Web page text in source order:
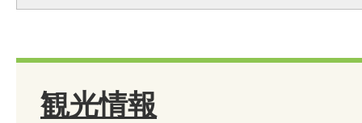
観光情報